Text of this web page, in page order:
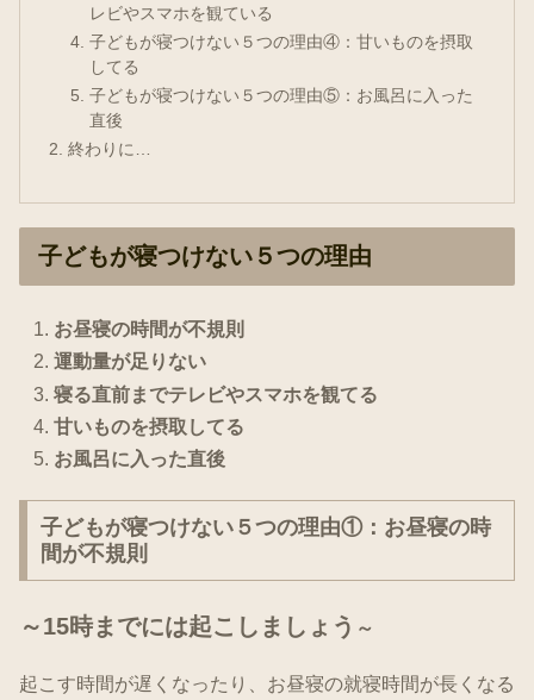
レビやスマホを観ている
子どもが寝つけない５つの理由④：甘いものを摂取
してる
子どもが寝つけない５つの理由⑤：お風呂に入った
直後
終わりに…
子どもが寝つけない５つの理由
お昼寝の時間が不規則
運動量が足りない
寝る直前までテレビやスマホを観てる
甘いものを摂取してる
お風呂に入った直後
子どもが寝つけない５つの理由①：お昼寝の時
間が不規則
～15時までには起こしましょう ～
起こす時間が遅くなったり、お昼寝の就寝時間が長くなる